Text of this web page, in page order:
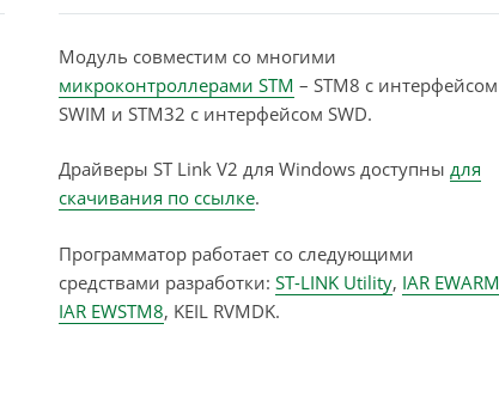
Модуль совместим со многими
микроконтроллерами STM – STM8 с интерфейсом
SWIM и STM32 с интерфейсом SWD.
Драйверы ST Link V2 для Windows доступны для
скачивания по ссылке.
Программатор работает со следующими
средствами разработки: ST-LINK Utility, IAR EWARM
IAR EWSTM8, KEIL RVMDK.